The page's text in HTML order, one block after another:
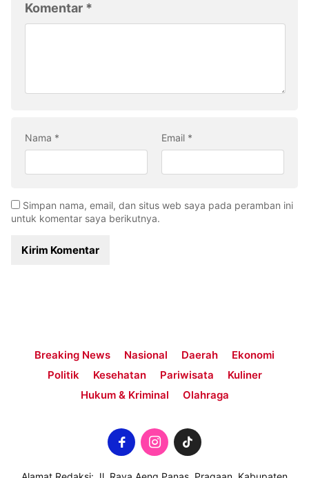
Komentar *
Nama * Email *
Simpan nama, email, dan situs web saya pada peramban ini
untuk komentar saya berikutnya.
Breaking News Nasional Daerah
Ekonomi
Politik
Kesehatan Pariwisata
Kuliner
Hukum & Kriminal
Olahraga